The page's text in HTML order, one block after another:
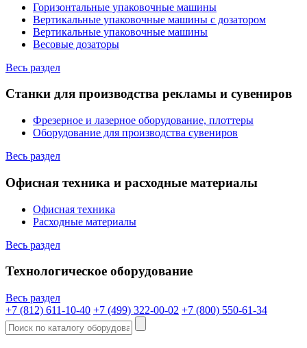
Горизонтальные упаковочные машины
Вертикальные упаковочные машины с дозатором
Вертикальные упаковочные машины
Весовые дозаторы
Весь раздел
Станки для производства рекламы и сувениров
Фрезерное и лазерное оборудование, плоттеры
Оборудование для производства сувениров
Весь раздел
Офисная техника и расходные материалы
Офисная техника
Расходные материалы
Весь раздел
Технологическое оборудование
Весь раздел
+7 (812) 611-10-40 +7 (499) 322-00-02 +7 (800) 550-61-34